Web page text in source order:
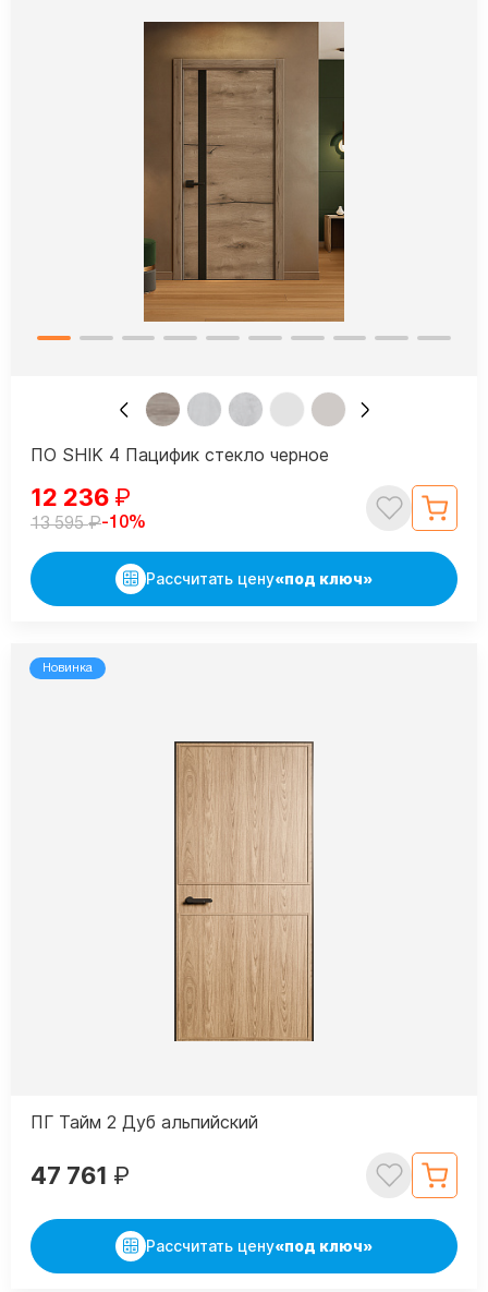
ПО SHIK 4 Пацифик стекло черное
12 236 ₽
13 595₽-10%
Рассчитать цену«под ключ»
Новинка
ПГ Тайм 2 Дуб альпийский
47 761 ₽
Рассчитать цену«под ключ»